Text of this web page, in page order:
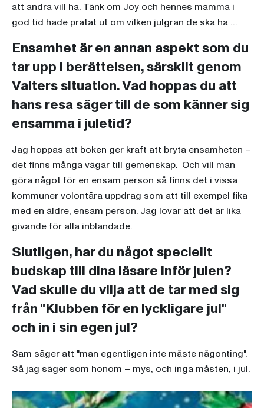
att andra vill ha. Tänk om Joy och hennes mamma i
god tid hade pratat ut om vilken julgran de ska ha …
Ensamhet är en annan aspekt som du
tar upp i berättelsen, särskilt genom
Valters situation. Vad hoppas du att
hans resa säger till de som känner sig
ensamma i juletid?
Jag hoppas att boken ger kraft att bryta ensamheten –
det finns många vägar till gemenskap. Och vill man
göra något för en ensam person så finns det i vissa
kommuner volontära uppdrag som att till exempel fika
med en äldre, ensam person. Jag lovar att det är lika
givande för alla inblandade.
Slutligen, har du något speciellt
budskap till dina läsare inför julen?
Vad skulle du vilja att de tar med sig
från "Klubben för en lyckligare jul"
och in i sin egen jul?
Sam säger att "man egentligen inte måste någonting".
Så jag säger som honom – mys, och inga måsten, i jul.